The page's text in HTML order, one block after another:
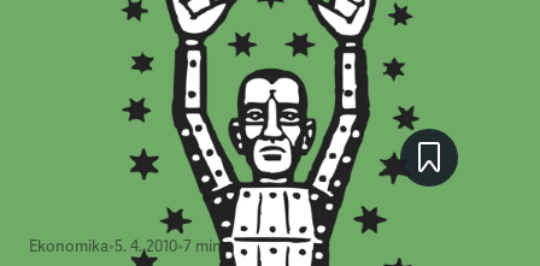
Ekonomika•5. 4. 2010•7 minut